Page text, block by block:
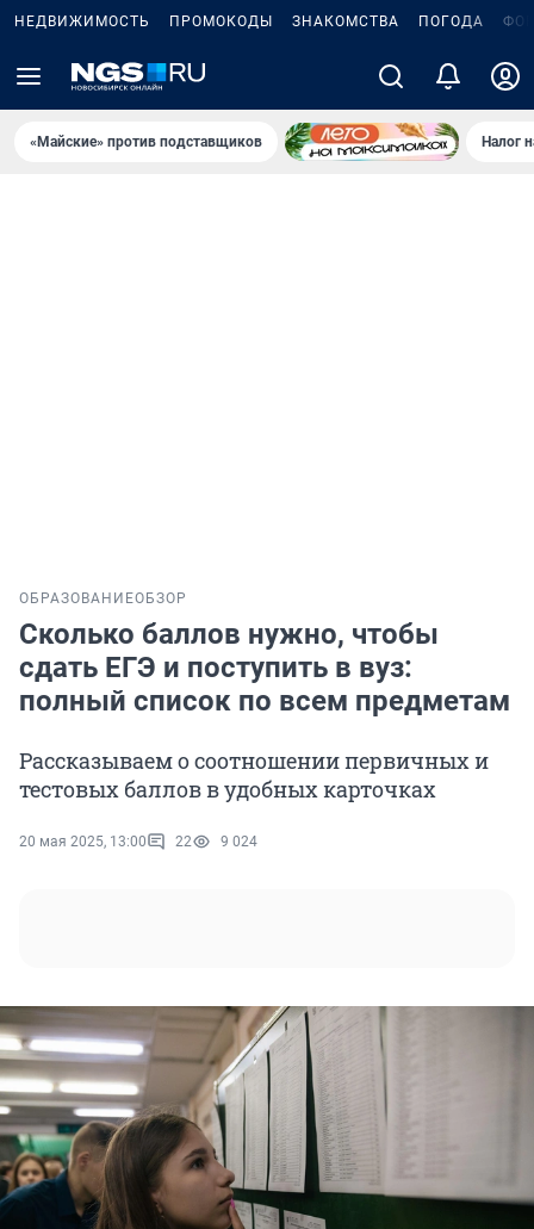
НЕДВИЖИМОСТЬ ПРОМОКОДЫ ЗНАКОМСТВА ПОГОДА
«Майские» против подставщиков Налог
ОБРАЗОВАНИЕОБЗОР
Сколько баллов нужно, чтобы
сдать ЕГЭ и поступить в вуз:
полный список по всем предметам
Рассказываем о соотношении первичных и
тестовых баллов в удобных карточках
20 мая 2025, 13:00 22 9 024